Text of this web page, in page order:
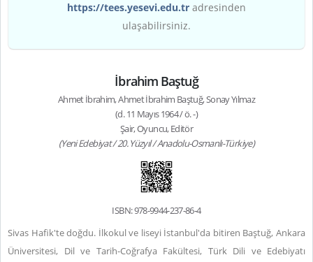
https://tees.yesevi.edu.tr adresinden
ulaşabilirsiniz.
İbrahim Baştuğ
Ahmet İbrahim, Ahmet İbrahim Baştuğ, Sonay Yılmaz
(d. 11 Mayıs 1964 / ö. -)
Şair, Oyuncu, Editör
(Yeni Edebiyat / 20. Yüzyıl / Anadolu-Osmanlı-Türkiye)
ISBN: 978-9944-237-86-4
Sivas Hafik'te doğdu. İlkokul ve liseyi İstanbul'da bitiren Baştuğ, Ankara
Üniversitesi, Dil ve Tarih-Coğrafya Fakültesi, Türk Dili ve Edebiyatı